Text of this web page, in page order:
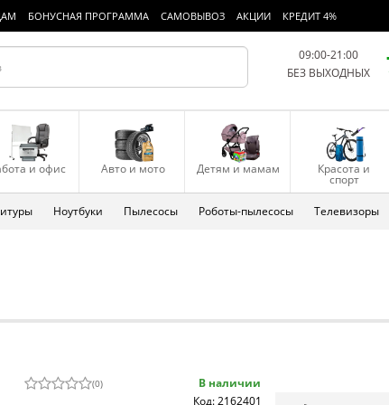
БОНУСНАЯ ПРОГРАММА САМОВЫВОЗ АКЦИИ КРЕДИТ 4%
09:00-21:00
БЕЗ ВЫХОДНЫХ
и офис Авто и мото Детям и мамам Красота и
спорт
Ноутбуки Пылесосы Роботы-пылесосы Телевизоры
(0)
В наличии
Код: 2162401